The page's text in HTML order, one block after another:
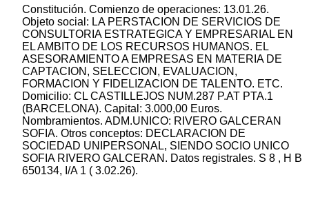
Constitución. Comienzo de operaciones: 13.01.26.
Objeto social: LA PERSTACION DE SERVICIOS DE
CONSULTORIA ESTRATEGICA Y EMPRESARIAL EN
EL AMBITO DE LOS RECURSOS HUMANOS. EL
ASESORAMIENTO A EMPRESAS EN MATERIA DE
CAPTACION, SELECCION, EVALUACION,
FORMACION Y FIDELIZACION DE TALENTO. ETC.
Domicilio: CL CASTILLEJOS NUM.287 P.AT PTA.1
(BARCELONA). Capital: 3.000,00 Euros.
Nombramientos. ADM.UNICO: RIVERO GALCERAN
SOFIA. Otros conceptos: DECLARACION DE
SOCIEDAD UNIPERSONAL, SIENDO SOCIO UNICO
SOFIA RIVERO GALCERAN. Datos registrales. S 8 , H B
650134, I/A 1 ( 3.02.26).